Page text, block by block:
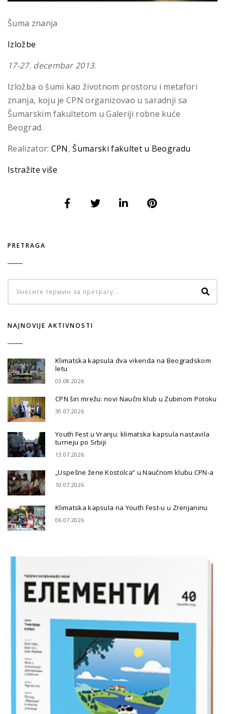
Šuma znanja
Izložbe
17-27. decembar 2013.
Izložba o šumi kao životnom prostoru i metafori
znanja, koju je CPN organizovao u saradnji sa
Šumarskim fakultetom u Galeriji robne kuće
Beograd.
Realizator: CPN,Šumarski fakultet u Beogradu
Istražite više
PRETRAGA
NAJNOVIJE AKTIVNOSTI
Klimatska kapsula dva vikenda na Beogradskom
letu
03.08.2026
CPN širi mrežu: novi Naučni klub u Zubinom Potoku
30.07.2026
Youth Fest u Vranju: klimatska kapsula nastavila
turneju po Srbiji
13.07.2026
„Uspešne žene Kostolca“ u Naučnom klubu CPN-a
10.07.2026
Klimatska kapsula na Youth Fest-u u Zrenjaninu
06.07.2026